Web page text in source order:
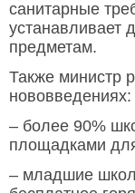
санитарные
устанавливает
предметам.
Также министр
нововведениях:
– более 90%
площадками
– младшие